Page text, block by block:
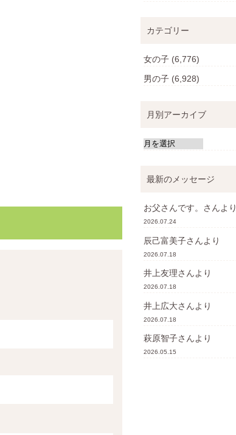
カテゴリー
女の子 (6,776)
男の子 (6,928)
月別アーカイブ
最新のメッセージ
お父さんです。 さんより
2026.07.24
辰己富美子さんより
2026.07.18
井上友理さんより
2026.07.18
井上広大さんより
2026.07.18
萩原智子さんより
2026.05.15